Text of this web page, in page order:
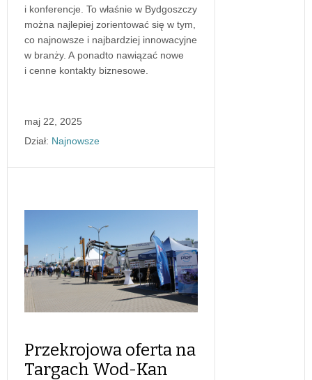
i konferencje. To właśnie w Bydgoszczy
można najlepiej zorientować się w tym,
co najnowsze i najbardziej innowacyjne
w branży. A ponadto nawiązać nowe
i cenne kontakty biznesowe.
maj 22, 2025
Dział: Najnowsze
Przekrojowa oferta na
Targach Wod-Kan